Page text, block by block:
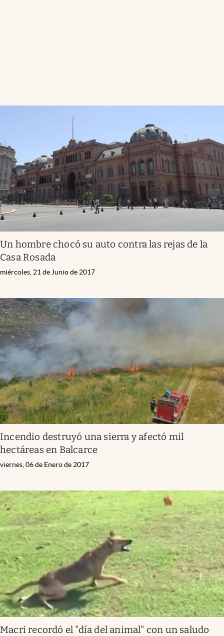
Un hombre chocó su auto contra las rejas de la
Casa Rosada
miércoles, 21 de Junio de 2017
Incendio destruyó una sierra y afectó mil
hectáreas en Balcarce
viernes, 06 de Enero de 2017
Macri recordó el "día del animal" con un saludo